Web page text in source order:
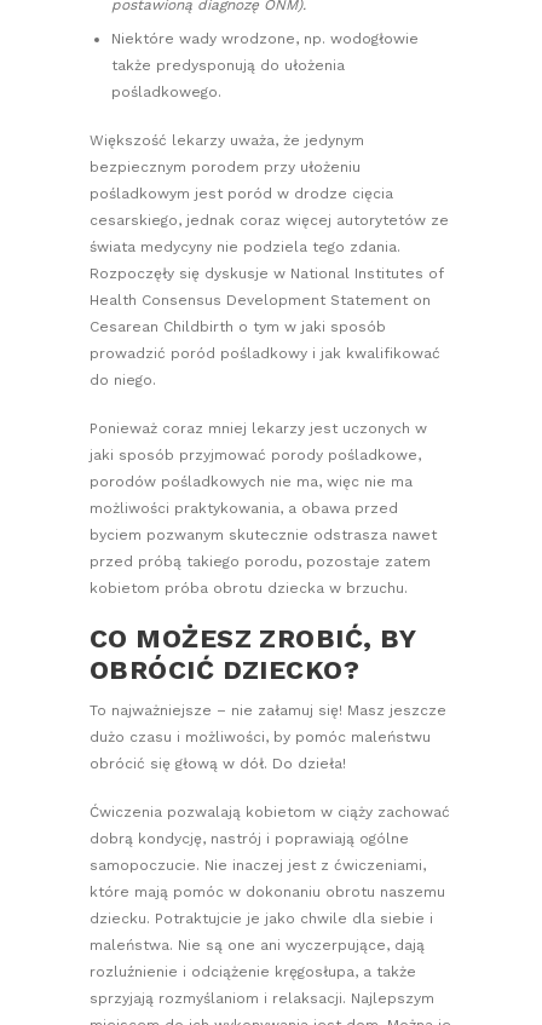
postawioną diagnozę ONM).
Niektóre wady wrodzone, np. wodogłowie
także predysponują do ułożenia
pośladkowego.
Większość lekarzy uważa, że jedynym
bezpiecznym porodem przy ułożeniu
pośladkowym jest poród w drodze cięcia
cesarskiego, jednak coraz więcej autorytetów ze
świata medycyny nie podziela tego zdania.
Rozpoczęły się dyskusje w National Institutes of
Health Consensus Development Statement on
Cesarean Childbirth o tym w jaki sposób
prowadzić poród pośladkowy i jak kwalifikować
do niego.
Ponieważ coraz mniej lekarzy jest uczonych w
jaki sposób przyjmować porody pośladkowe,
porodów pośladkowych nie ma, więc nie ma
możliwości praktykowania, a obawa przed
byciem pozwanym skutecznie odstrasza nawet
przed próbą takiego porodu, pozostaje zatem
kobietom próba obrotu dziecka w brzuchu.
CO MOŻESZ ZROBIĆ, BY
OBRÓCIĆ DZIECKO?
To najważniejsze – nie załamuj się! Masz jeszcze
dużo czasu i możliwości, by pomóc maleństwu
obrócić się głową w dół. Do dzieła!
Ćwiczenia pozwalają kobietom w ciąży zachować
dobrą kondycję, nastrój i poprawiają ogólne
samopoczucie. Nie inaczej jest z ćwiczeniami,
które mają pomóc w dokonaniu obrotu naszemu
dziecku. Potraktujcie je jako chwile dla siebie i
maleństwa. Nie są one ani wyczerpujące, dają
rozluźnienie i odciążenie kręgosłupa, a także
sprzyjają rozmyślaniom i relaksacji. Najlepszym